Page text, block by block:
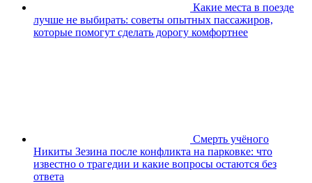
Какие места в поезде
лучше не выбирать: советы опытных пассажиров,
которые помогут сделать дорогу комфортнее
Смерть учёного
Никиты Зезина после конфликта на парковке: что
известно о трагедии и какие вопросы остаются без
ответа